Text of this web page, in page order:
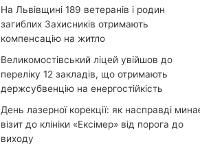
На Львівщині 189 ветеранів і родин
загиблих Захисників отримають
компенсацію на житло
Великомостівський ліцей увійшов до
переліку 12 закладів, що отримають
держсубвенцію на енергостійкість
День лазерної корекції: як насправді
візит до клініки «Ексімер» від порога до
виходу